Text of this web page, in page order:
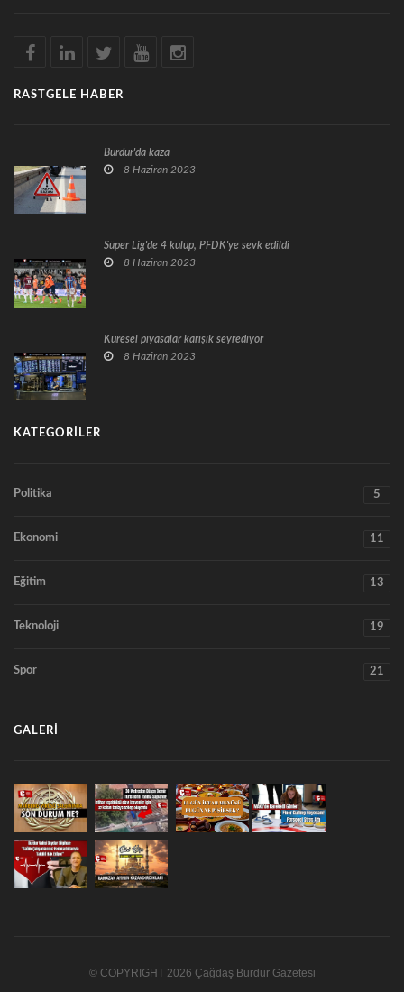
RASTGELE HABER
Burdur'da kaza
8 Haziran 2023
Süper Lig'de 4 kulüp, PFDK'ye sevk edildi
8 Haziran 2023
Küresel piyasalar karışık seyrediyor
8 Haziran 2023
KATEGORILER
Politika 5
Ekonomi 11
Eğitim 13
Teknoloji 19
Spor 21
GALERI
© COPYRIGHT 2026 Çağdaş Burdur Gazetesi